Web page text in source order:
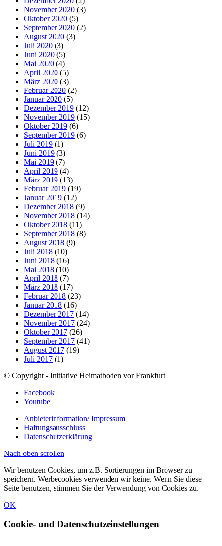
November 2020 (3)
Oktober 2020 (5)
September 2020 (2)
August 2020 (3)
Juli 2020 (3)
Juni 2020 (5)
Mai 2020 (4)
April 2020 (5)
März 2020 (3)
Februar 2020 (2)
Januar 2020 (5)
Dezember 2019 (12)
November 2019 (15)
Oktober 2019 (6)
September 2019 (6)
Juli 2019 (1)
Juni 2019 (3)
Mai 2019 (7)
April 2019 (4)
März 2019 (13)
Februar 2019 (19)
Januar 2019 (12)
Dezember 2018 (9)
November 2018 (14)
Oktober 2018 (11)
September 2018 (8)
August 2018 (9)
Juli 2018 (10)
Juni 2018 (16)
Mai 2018 (10)
April 2018 (7)
März 2018 (17)
Februar 2018 (23)
Januar 2018 (16)
Dezember 2017 (14)
November 2017 (24)
Oktober 2017 (26)
September 2017 (41)
August 2017 (19)
Juli 2017 (1)
© Copyright - Initiative Heimatboden vor Frankfurt
Facebook
Youtube
Anbieterinformation/ Impressum
Haftungsausschluss
Datenschutzerklärung
Nach oben scrollen
Wir benutzen Cookies, um z.B. Sortierungen im Browser zu
speichern. Werbecookies verwenden wir keine. Wenn Sie diese
Seite benutzen, stimmen Sie der Verwendung von Cookies zu.
OK
Cookie- und Datenschutzeinstellungen